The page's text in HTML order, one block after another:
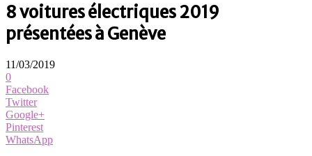
8 voitures électriques 2019
présentées à Genève
11/03/2019
0
Facebook
Twitter
Google+
Pinterest
WhatsApp